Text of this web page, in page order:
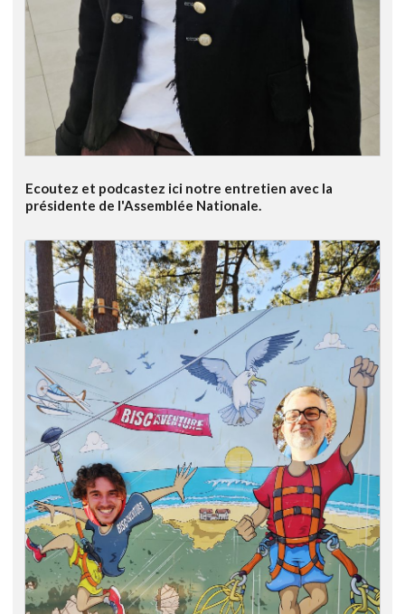
Ecoutez et podcastez ici notre entretien avec la
présidente de l'Assemblée Nationale.